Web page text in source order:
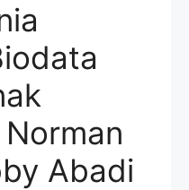
Abadi